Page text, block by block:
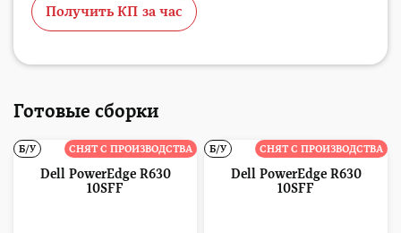
Получить КП за час
Готовые сборки
Dell PowerEdge R630
10SFF
Б/У СНЯТ С ПРОИЗВОДСТВА
Dell PowerEdge R630
10SFF
Б/У СНЯТ С ПРОИЗВОДСТВА